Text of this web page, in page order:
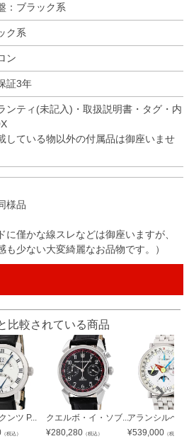
：ブラック系
ク系
ン
証3年
ンティ(未記入)・取扱説明書・タグ・内
している物以外の付属品は御座いませ
様品
に僅かな線スレなどは御座いますが、
少ない大変綺麗なお品物です。）
比較されている商品
ンツ P...
（税込）
クエルボ・イ・ソブ...
¥280,280 （税込）
アランシルベス
¥539,000 （税込）